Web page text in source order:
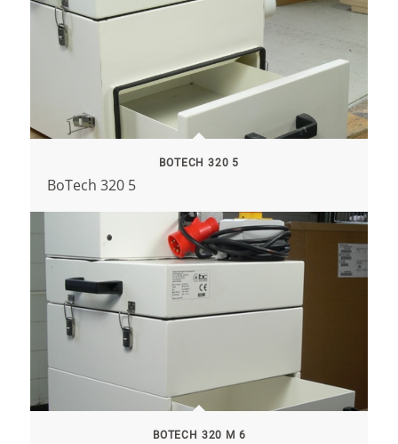
BOTECH 320 5
BoTech 320 5
BOTECH 320 M 6